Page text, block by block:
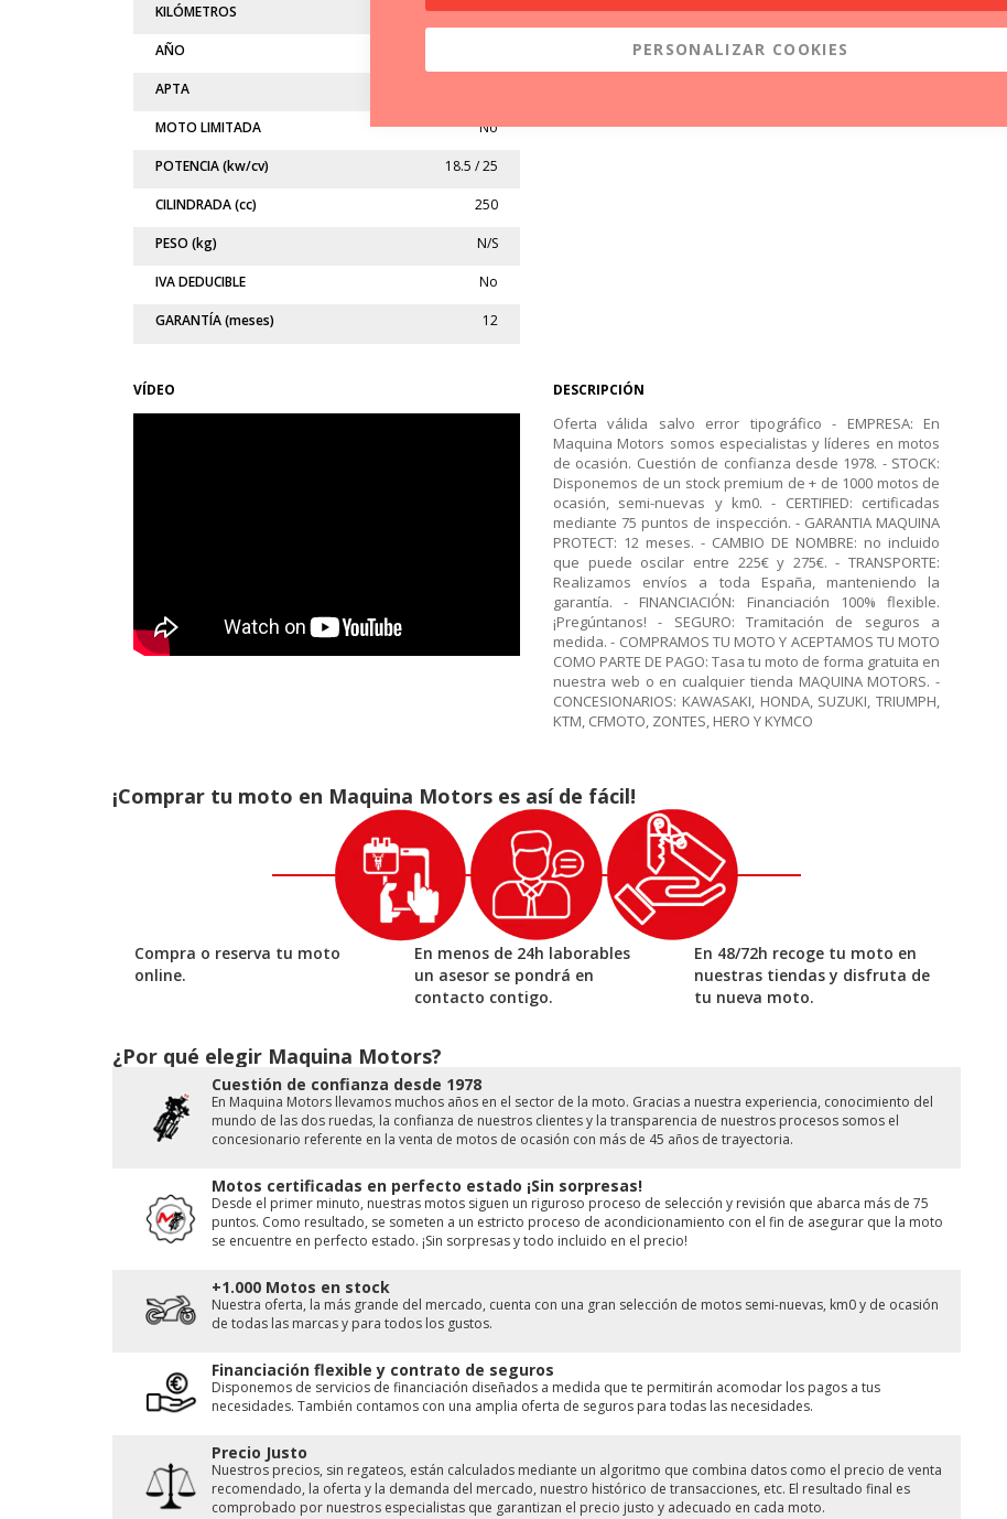
KILÓMETROS 22.863
AÑO
APTA
MOTO LIMITADA No
POTENCIA (kw/cv) 18.5 / 25
CILINDRADA (cc) 250
PESO (kg) N/S
IVA DEDUCIBLE No
GARANTÍA (meses) 12
PROTECTORES TOPES ANTI-CAÍDAS
VÍDEO DESCRIPCIÓN
Oferta válida salvo error tipográfico - EMPRESA: En
Maquina Motors somos especialistas y líderes en motos
de ocasión. Cuestión de confianza desde 1978. - STOCK:
Disponemos de un stock premium de + de 1000 motos de
ocasión, semi-nuevas y km0. - CERTIFIED: certificadas
mediante 75 puntos de inspección. - GARANTIA MAQUINA
PROTECT: 12 meses. - CAMBIO DE NOMBRE: no incluido
que puede oscilar entre 225€ y 275€. - TRANSPORTE:
Realizamos envíos a toda España, manteniendo la
garantía. - FINANCIACIÓN: Financiación 100% flexible.
¡Pregúntanos! - SEGURO: Tramitación de seguros a
medida. - COMPRAMOS TU MOTO Y ACEPTAMOS TU MOTO
COMO PARTE DE PAGO: Tasa tu moto de forma gratuita en
nuestra web o en cualquier tienda MAQUINA MOTORS. -
CONCESIONARIOS: KAWASAKI, HONDA, SUZUKI, TRIUMPH,
KTM, CFMOTO, ZONTES, HERO Y KYMCO
¡Comprar tu moto en Maquina Motors es así de fácil!
Compra o reserva tu moto
online.
En menos de 24h laborables
un asesor se pondrá en
contacto contigo.
En 48/72h recoge tu moto en
nuestras tiendas y disfruta de
tu nueva moto.
¿Por qué elegir Maquina Motors?
Cuestión de conﬁanza desde 1978
En Maquina Motors llevamos muchos años en el sector de la moto. Gracias a nuestra experiencia, conocimiento del
mundo de las dos ruedas, la conﬁanza de nuestros clientes y la transparencia de nuestros procesos somos el
concesionario referente en la venta de motos de ocasión con más de 45 años de trayectoria.
Motos certificadas en perfecto estado ¡Sin sorpresas!
Desde el primer minuto, nuestras motos siguen un riguroso proceso de selección y revisión que abarca más de 75
puntos. Como resultado, se someten a un estricto proceso de acondicionamiento con el fin de asegurar que la moto
se encuentre en perfecto estado. ¡Sin sorpresas y todo incluido en el precio!
+1.000 Motos en stock
Nuestra oferta, la más grande del mercado, cuenta con una gran selección de motos semi-nuevas, km0 y de ocasión
de todas las marcas y para todos los gustos.
Financiación flexible y contrato de seguros
Disponemos de servicios de financiación diseñados a medida que te permitirán acomodar los pagos a tus
necesidades. También contamos con una amplia oferta de seguros para todas las necesidades.
Precio Justo
Nuestros precios, sin regateos, están calculados mediante un algoritmo que combina datos como el precio de venta
recomendado, la oferta y la demanda del mercado, nuestro histórico de transacciones, etc. El resultado final es
comprobado por nuestros especialistas que garantizan el precio justo y adecuado en cada moto.
PERSONALIZAR COOKIES